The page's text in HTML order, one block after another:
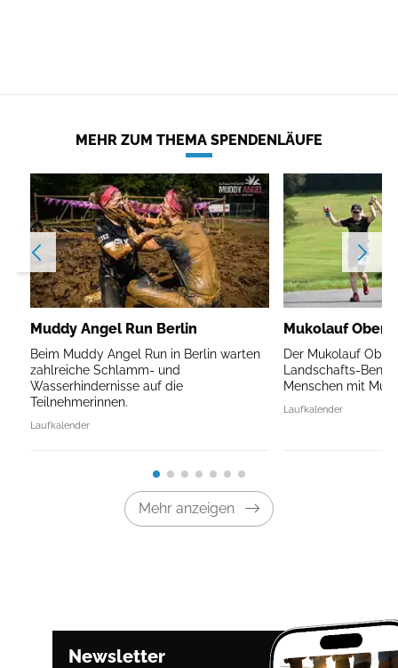
MEHR ZUM THEMA SPENDENLÄUFE
Muddy Angel Run Berlin
Beim Muddy Angel Run in Berlin warten
zahlreiche Schlamm- und
Wasserhindernisse auf die
Teilnehmerinnen.
Laufkalender
Mukolauf
Der Mukolauf
Landschafts-
Menschen mit
Laufkalender
Mehr anzeigen
Newsletter